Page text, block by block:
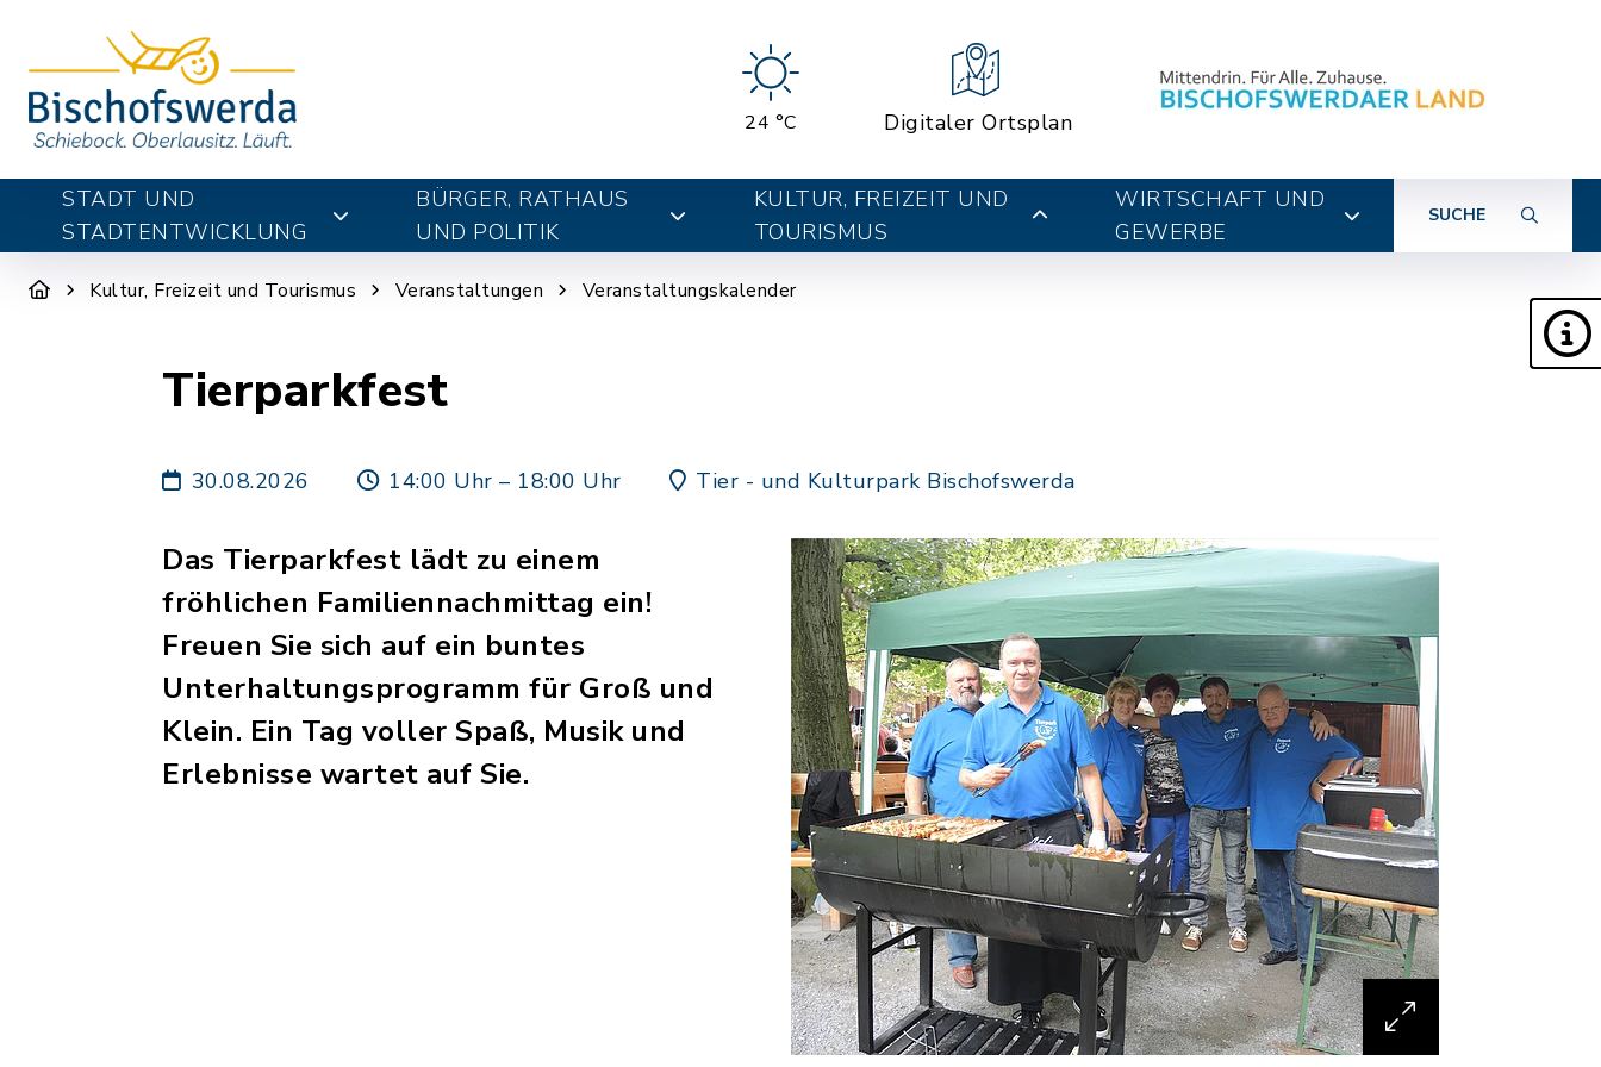
24 °C Digitaler Ortsplan
STADT UND
STADTENTWICKLUNG
BÜRGER, RATHAUS
UND POLITIK
KULTUR, FREIZEIT UND
TOURISMUS
WIRTSCHAFT UND
GEWERBE
SUCHE
Kultur, Freizeit und Tourismus Veranstaltungen Veranstaltungskalender
Tierparkfest
30.08.2026 14:00 Uhr – 18:00 Uhr Tier - und Kulturpark Bischofswerda
Das Tierparkfest lädt zu einem
fröhlichen Familiennachmittag ein!
Freuen Sie sich auf ein buntes
Unterhaltungsprogramm für Groß und
Klein. Ein Tag voller Spaß, Musik und
Erlebnisse wartet auf Sie.